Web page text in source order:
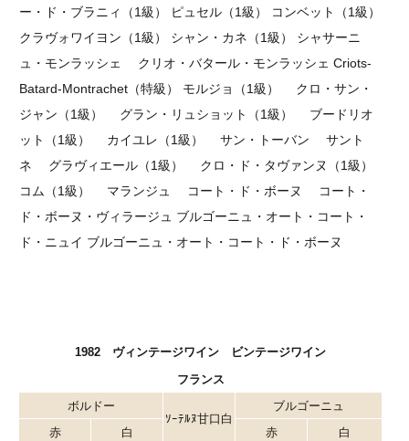
ー・ド・ブラニィ（1級） ピュセル（1級） コンベット（1級）
クラヴォワイヨン（1級） シャン・カネ（1級） シャサーニ
ュ・モンラッシェ クリオ・バタール・モンラッシェ Criots-
Batard-Montrachet（特級） モルジョ（1級） クロ・サン・
ジャン（1級） グラン・リュショット（1級） ブードリオ
ット（1級） カイユレ（1級） サン・トーバン サント
ネ グラヴィエール（1級） クロ・ド・タヴァンヌ（1級）
コム（1級） マランジュ コート・ド・ボーヌ コート・
ド・ボーヌ・ヴィラージュ ブルゴーニュ・オート・コート・
ド・ニュイ ブルゴーニュ・オート・コート・ド・ボーヌ
1982 ヴィンテージワイン ビンテージワイン
フランス
ボルドー
ｿｰﾃﾙﾇ甘口白
ブルゴーニュ
赤
白 赤 白